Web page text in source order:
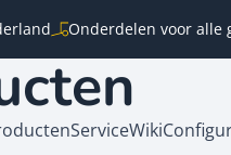
Onderdelen voor alle
ServiceWiki